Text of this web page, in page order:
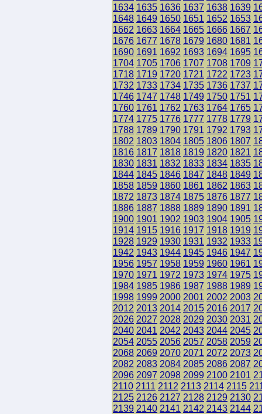
1634 1635 1636 1637 1638 1639
1648 1649 1650 1651 1652 1653
1662 1663 1664 1665 1666 1667
1676 1677 1678 1679 1680 1681
1690 1691 1692 1693 1694 1695
1704 1705 1706 1707 1708 1709
1718 1719 1720 1721 1722 1723
1732 1733 1734 1735 1736 1737
1746 1747 1748 1749 1750 1751
1760 1761 1762 1763 1764 1765
1774 1775 1776 1777 1778 1779
1788 1789 1790 1791 1792 1793
1802 1803 1804 1805 1806 1807
1816 1817 1818 1819 1820 1821
1830 1831 1832 1833 1834 1835
1844 1845 1846 1847 1848 1849
1858 1859 1860 1861 1862 1863
1872 1873 1874 1875 1876 1877
1886 1887 1888 1889 1890 1891
1900 1901 1902 1903 1904 1905
1914 1915 1916 1917 1918 1919
1928 1929 1930 1931 1932 1933
1942 1943 1944 1945 1946 1947
1956 1957 1958 1959 1960 1961
1970 1971 1972 1973 1974 1975
1984 1985 1986 1987 1988 1989
1998 1999 2000 2001 2002 2003
2012 2013 2014 2015 2016 2017
2026 2027 2028 2029 2030 2031
2040 2041 2042 2043 2044 2045
2054 2055 2056 2057 2058 2059
2068 2069 2070 2071 2072 2073
2082 2083 2084 2085 2086 2087
2096 2097 2098 2099 2100 2101
2110 2111 2112 2113 2114 2115
2125 2126 2127 2128 2129 2130
2139 2140 2141 2142 2143 2144